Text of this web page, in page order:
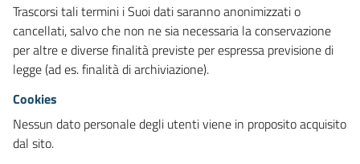
Trascorsi tali termini i Suoi dati saranno anonimizzati o
cancellati, salvo che non ne sia necessaria la conservazione
per altre e diverse finalità previste per espressa previsione di
legge (ad es. finalità di archiviazione).
Cookies
Nessun dato personale degli utenti viene in proposito acquisito
dal sito.